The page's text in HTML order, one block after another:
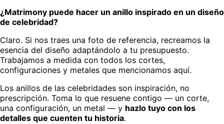
¿Matrimony puede hacer un anillo inspirado en un diseño
de celebridad?
Claro. Si nos traes una foto de referencia, recreamos la
esencia del diseño adaptándolo a tu presupuesto.
Trabajamos a medida con todos los cortes,
configuraciones y metales que mencionamos aquí.
Los anillos de las celebridades son inspiración, no
prescripción. Toma lo que resuene contigo — un corte,
una configuración, un metal — y hazlo tuyo con los
detalles que cuenten tu historia.